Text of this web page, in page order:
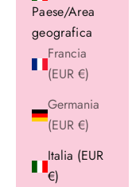
Paese/Area
geografica
Francia
(EUR €)
Germania
(EUR €)
Italia (EUR
€)